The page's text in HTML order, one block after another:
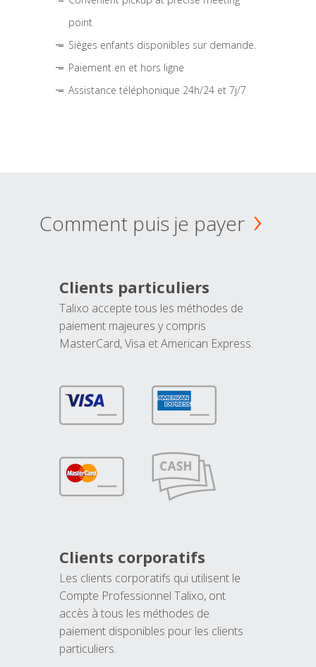
point
Sièges enfants disponibles sur demande.
Paiement en et hors ligne
Assistance téléphonique 24h/24 et 7j/7
Comment puis je payer
Clients particuliers
Talixo accepte tous les méthodes de
paiement majeures y compris
MasterCard, Visa et American Express.
Clients corporatifs
Les clients corporatifs qui utilisent le
Compte Professionnel Talixo, ont
accès à tous les méthodes de
paiement disponibles pour les clients
particuliers.